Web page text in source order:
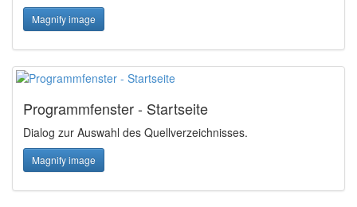
Magnify image
Programmfenster - Startseite
Dialog zur Auswahl des Quellverzeichnisses.
Magnify image